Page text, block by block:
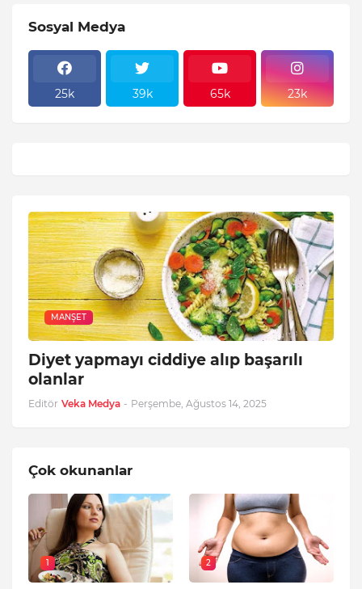
Sosyal Medya
25k 39k 65k 23k
MANŞET
Diyet yapmayı ciddiye alıp başarılı
olanlar
Editör Veka Medya - Perşembe, Ağustos 14, 2025
Çok okunanlar
1 2